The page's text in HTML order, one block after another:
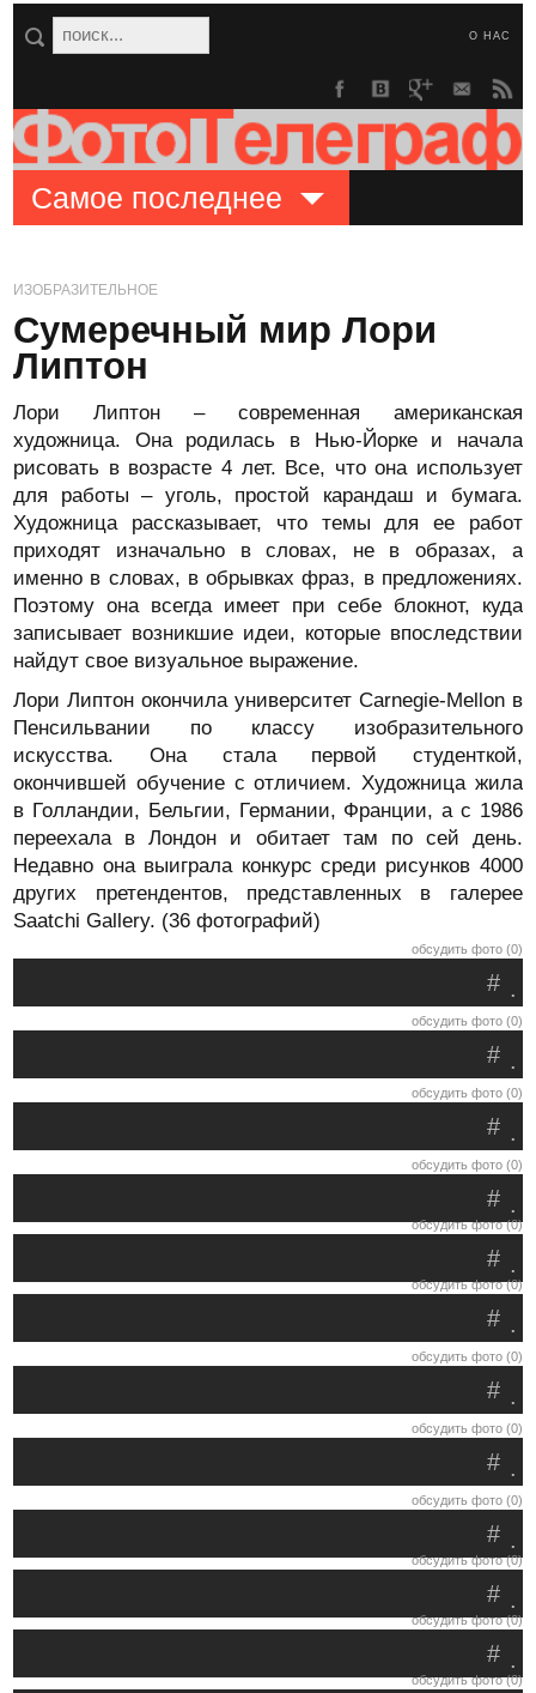
О НАС
Самое последнее
ИЗОБРАЗИТЕЛЬНОЕ
Сумеречный мир Лори
Липтон
Лори Липтон – современная американская
художница. Она родилась в Нью-Йорке и начала
рисовать в возрасте 4 лет. Все, что она использует
для работы – уголь, простой карандаш и бумага.
Художница рассказывает, что темы для ее работ
приходят изначально в словах, не в образах, а
именно в словах, в обрывках фраз, в предложениях.
Поэтому она всегда имеет при себе блокнот, куда
записывает возникшие идеи, которые впоследствии
найдут свое визуальное выражение.
Лори Липтон окончила университет Carnegie-Mellon в
Пенсильвании по классу изобразительного
искусства. Она стала первой студенткой,
окончившей обучение с отличием. Художница жила
в Голландии, Бельгии, Германии, Франции, а с 1986
переехала в Лондон и обитает там по сей день.
Недавно она выиграла конкурс среди рисунков 4000
других претендентов, представленных в галерее
Saatchi Gallery. (36 фотографий)
обсудить фото (0)
.
#
обсудить фото (0)
.
#
обсудить фото (0)
.
#
обсудить фото (0)
.
#
обсудить фото (0)
.
#
обсудить фото (0)
.
#
обсудить фото (0)
.
#
обсудить фото (0)
.
#
обсудить фото (0)
.
#
обсудить фото (0)
.
#
обсудить фото (0)
.
#
обсудить фото (0)